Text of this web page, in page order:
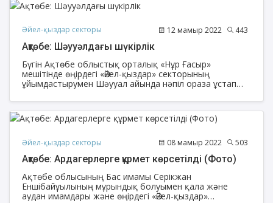
Әйел-қыздар секторы 12 мамыр 2022 443
Ақтөбе: Шәууәлдағы шүкірлік
Бүгін Ақтөбе облыстық орталық «Нұр Ғасыр»
мешітінде өңірдегі «Әйел-қыздар» секторының
ұйымдастырумен Шәууал айында нәпіл ораза ұстап
Әйел-қыздар секторы 08 мамыр 2022 503
Ақтөбе: Ардагерлерге құрмет көрсетілді (Фото)
Ақтөбе облысының Бас имамы Серікжан
Еншібайұылының мұрындық болуымен қала және
аудан имамдары және өңірдегі «Әйел-қыздар»